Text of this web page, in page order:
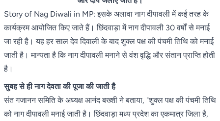
Story of Nag Diwali in MP: इसके अलावा नाग दीपावली में कई तरह के
कार्यक्रम आयोजित किए जाते हैं। छिंदवाड़ा में नाग दीपावली 30 वर्षों से मनाई
जा रही है। यह हर साल देव दिवाली के बाद शुक्ल पक्ष की पंचमी तिथि को मनाई
जाती है। मान्यता है कि नाग दीपावली मनाने से वंश वृद्धि और संतान प्राप्ति होती
है।
सुबह से ही नाग देवता की पूजा की जाती है
संत गजानन समिति के अध्यक्ष आनंद बख्शी ने बताया, "शुक्ल पक्ष की पंचमी तिथि
को नाग दीपावली मनाई जाती है। छिंदवाड़ा मध्य प्रदेश का एकमात्र जिला है,